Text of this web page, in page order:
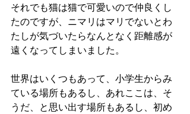
それでも猫は猫で可愛いので仲良くし
たのですが、ニマリはマリでないとわ
たしが気づいたらなんとなく距離感が
遠くなってしまいました。
世界はいくつもあって、小学生からみ
ている場所もあるし、あれここは、そ
うだ、と思い出す場所もあるし、初め